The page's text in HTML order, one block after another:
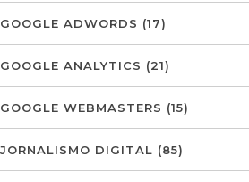
GOOGLE ADWORDS (17)
GOOGLE ANALYTICS (21)
GOOGLE WEBMASTERS (15)
JORNALISMO DIGITAL (85)